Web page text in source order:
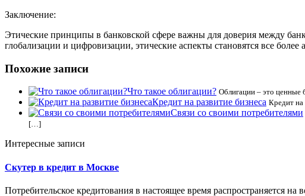
Заключение:
Этические принципы в банковской сфере важны для доверия между
глобализации и цифровизации, этические аспекты становятся все
Похожие записи
Что такое облигации? Облигации – это ценные
Кредит на развитие бизнеса Кредит на
Связи со своими потребителями
[…]
Интересные записи
Скутер в кредит в Москве
Потребительское кредитования в настоящее время распространяется на